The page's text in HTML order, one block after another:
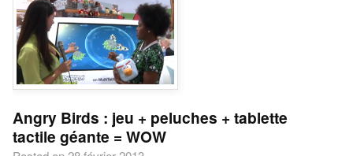
Angry Birds : jeu + peluches + tablette
tactile géante = WOW